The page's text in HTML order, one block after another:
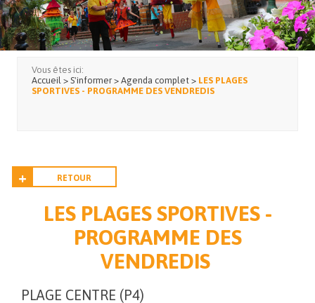
Vous êtes ici:
Accueil > S'informer > Agenda complet > LES PLAGES
SPORTIVES - PROGRAMME DES VENDREDIS
RETOUR
LES PLAGES SPORTIVES -
PROGRAMME DES
VENDREDIS
PLAGE CENTRE (P4)